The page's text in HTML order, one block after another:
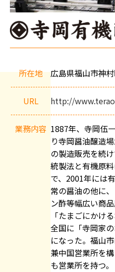
所在地 広島県福山市神
URL http://
業務内容 1887年、寺岡伍
り寺岡醤油醸造
の製造販売を続
統製法と有機原
で、2001年には
常の醤油の他に
ン酢等幅広い商
「たまごにかけ
全国に「寺岡家
になった。福山
兼中国営業所を
も営業所を持つ。